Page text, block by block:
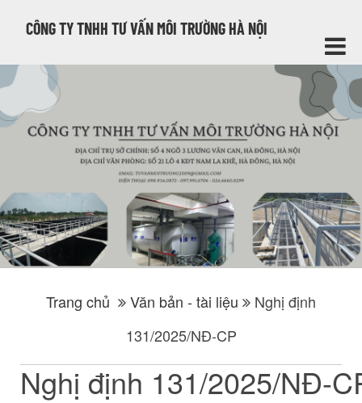
CÔNG TY TNHH TƯ VẤN MÔI TRƯỜNG HÀ NỘI
Trang chủ Văn bản - tài liệu
Nghị định
131/2025/NĐ-CP
Nghị định 131/2025/NĐ-